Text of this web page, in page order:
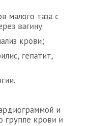
малого таза с
вагину.
крови;
гепатит,
и
крови и